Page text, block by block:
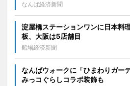
なんば経済新聞
淀屋橋ステーションワンに日本
板、大阪は5店舗目
船場経済新聞
なんばウォークに「ひまわりガ
みっコぐらしコラボ装飾も